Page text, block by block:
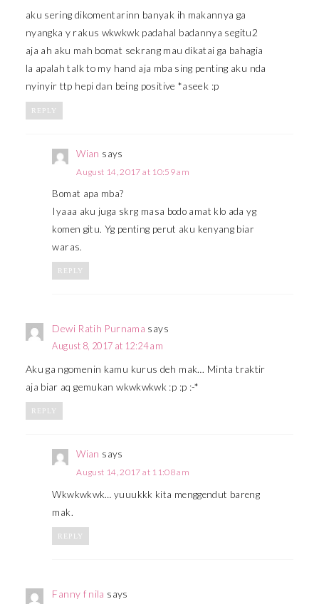
aku sering dikomentarinn banyak ih makannya ga
nyangka y rakus wkwkwk padahal badannya segitu2
aja ah aku mah bomat sekrang mau dikatai ga bahagia
la apalah talk to my hand aja mba sing penting aku nda
nyinyir ttp hepi dan being positive *aseek :p
REPLY
Wian says
August 14, 2017 at 10:59 am
Bomat apa mba?
Iyaaa aku juga skrg masa bodo amat klo ada yg
komen gitu. Yg penting perut aku kenyang biar
waras.
REPLY
Dewi Ratih Purnama says
August 8, 2017 at 12:24 am
Aku ga ngomenin kamu kurus deh mak… Minta traktir
aja biar aq gemukan wkwkwkwk :p :p :-*
REPLY
Wian says
August 14, 2017 at 11:08 am
Wkwkwkwk… yuuukkk kita menggendut bareng
mak.
REPLY
Fanny f nila says